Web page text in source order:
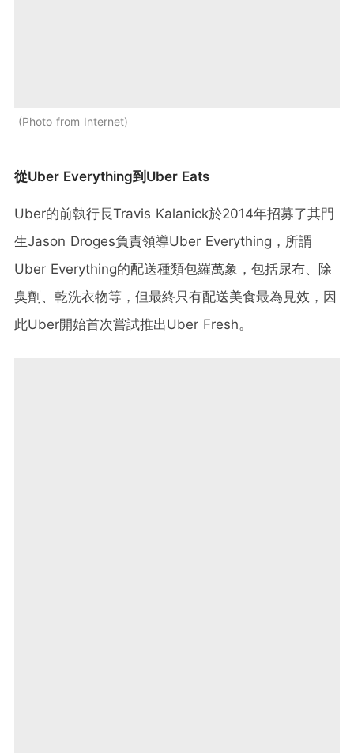
Photo from Internet
從Uber Everything到Uber Eats
Uber的前執行長Travis Kalanick於2014年招募了其門
生Jason Droges負責領導Uber Everything，所謂
Uber Everything的配送種類包羅萬象，包括尿布、除
臭劑、乾洗衣物等，但最終只有配送美食最為見效，因
此Uber開始首次嘗試推出Uber Fresh。